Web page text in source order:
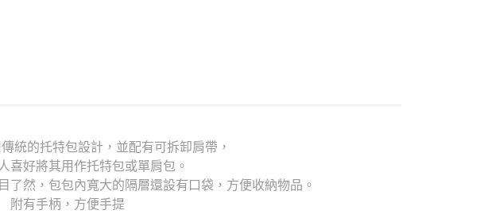
統的托特包設計，並配有可拆卸肩帶，
喜好將其用作托特包或單肩包。
了然，包包內寬大的隔層還設有口袋，方便收納物品。
附有手柄，方便手提